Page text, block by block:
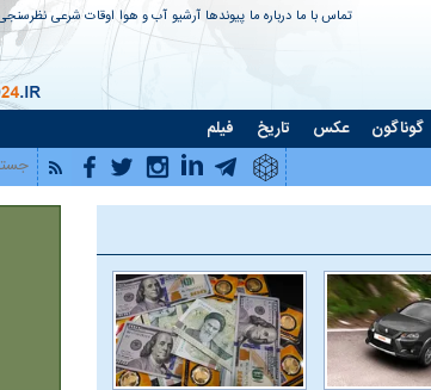
تماس با ما درباره ما پیوندها آرشیو آب و هوا اوقات شرعی
گوناگون عکس تاریخ فیلم